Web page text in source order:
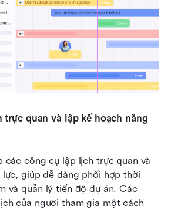
trực quan và lập kế hoạch năng
các công cụ lập lịch trực quan và
lực, giúp dễ dàng phối hợp thời
và quản lý tiến độ dự án. Các
của người tham gia một cách